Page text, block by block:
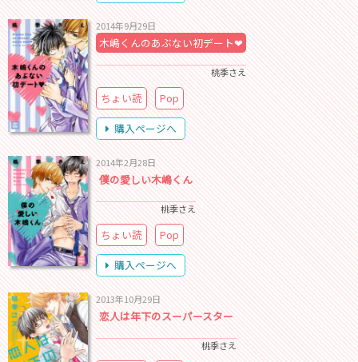
2014年9月29日
木嶋くんのあぶない初デート❤
桃季さえ
ちょい読
Pop
購入ページへ
2014年2月28日
僕の愛しい木嶋くん
桃季さえ
ちょい読
Pop
購入ページへ
2013年10月29日
恋人は年下のスーパースター
桃季さえ